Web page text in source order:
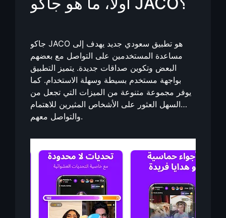
جاكو JACO هو تطبيق سعودي جديد يهدف إلى
مساعدة المستخدمين على التواصل مع بعضهم
البعض وتكوين صداقات جديدة. يتميز التطبيق
بواجهة مستخدم بسيطة وسهلة الاستخدام. كما
يوفر مجموعة متنوعة من الميزات التي تجعل من
السهل العثور على الأشخاص المثيرين للاهتمام
والتواصل معهم.